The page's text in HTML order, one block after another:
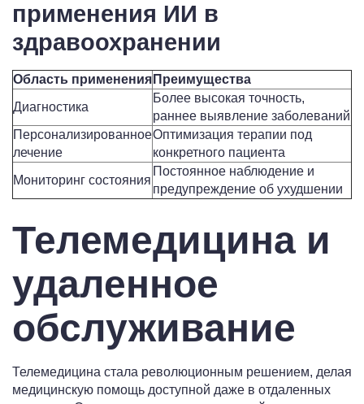
применения ИИ в
здравоохранении
Область применения Преимущества
Диагностика
Более высокая точность,
раннее выявление заболеваний
Персонализированное
лечение
Оптимизация терапии под
конкретного пациента
Мониторинг состояния
Постоянное наблюдение и
предупреждение об ухудшении
Телемедицина и
удаленное
обслуживание
Телемедицина стала революционным решением, делая
медицинскую помощь доступной даже в отдаленных